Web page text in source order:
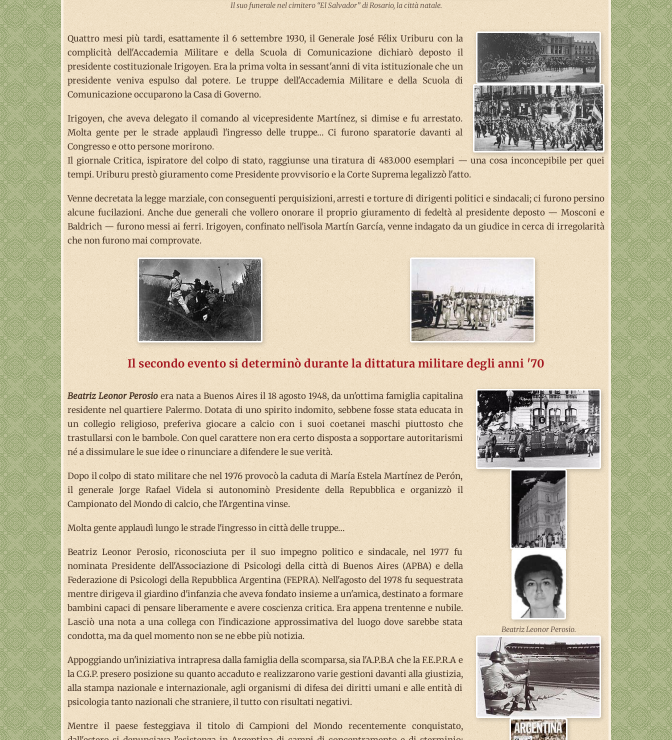
Il suo funerale nel cimitero “El Salvador” di Rosario, la città natale.
Quattro mesi più tardi, esattamente il 6 settembre 1930, il Generale José Félix Uriburu con la
complicità dell'Accademia Militare e della Scuola di Comunicazione dichiarò deposto il
presidente costituzionale Irigoyen. Era la prima volta in sessant'anni di vita istituzionale che un
presidente veniva espulso dal potere. Le truppe dell'Accademia Militare e della Scuola di
Comunicazione occuparono la Casa di Governo.
Irigoyen, che aveva delegato il comando al vicepresidente Martínez, si dimise e fu arrestato.
Molta gente per le strade applaudì l'ingresso delle truppe… Ci furono sparatorie davanti al
Congresso e otto persone morirono.
Il giornale Critica, ispiratore del colpo di stato, raggiunse una tiratura di 483.000 esemplari — una cosa inconcepibile per quei
tempi. Uriburu prestò giuramento come Presidente provvisorio e la Corte Suprema legalizzò l'atto.
Venne decretata la legge marziale, con conseguenti perquisizioni, arresti e torture di dirigenti politici e sindacali; ci furono persino
alcune fucilazioni. Anche due generali che vollero onorare il proprio giuramento di fedeltà al presidente deposto — Mosconi e
Baldrich — furono messi ai ferri. Irigoyen, confinato nell'isola Martín García, venne indagato da un giudice in cerca di irregolarità
che non furono mai comprovate.
Il secondo evento si determinò durante la dittatura militare degli anni '70
Beatriz Leonor Perosioera nata a Buenos Aires il 18 agosto 1948, da un'ottima famiglia capitalina
residente nel quartiere Palermo. Dotata di uno spirito indomito, sebbene fosse stata educata in
un collegio religioso, preferiva giocare a calcio con i suoi coetanei maschi piuttosto che
trastullarsi con le bambole. Con quel carattere non era certo disposta a sopportare autoritarismi
né a dissimulare le sue idee o rinunciare a difendere le sue verità.
Dopo il colpo di stato militare che nel 1976 provocò la caduta di María Estela Martínez de Perón,
il generale Jorge Rafael Videla si autonominò Presidente della Repubblica e organizzò il
Campionato del Mondo di calcio, che l'Argentina vinse.
Molta gente applaudì lungo le strade l'ingresso in città delle truppe…
Beatriz Leonor Perosio, riconosciuta per il suo impegno politico e sindacale, nel 1977 fu
nominata Presidente dell'Associazione di Psicologi della città di Buenos Aires (APBA) e della
Federazione di Psicologi della Repubblica Argentina (FEPRA). Nell'agosto del 1978 fu sequestrata
mentre dirigeva il giardino d'infanzia che aveva fondato insieme a un'amica, destinato a formare
bambini capaci di pensare liberamente e avere coscienza critica. Era appena trentenne e nubile.
Lasciò una nota a una collega con l'indicazione approssimativa del luogo dove sarebbe stata
condotta, ma da quel momento non se ne ebbe più notizia.
Appoggiando un'iniziativa intrapresa dalla famiglia della scomparsa, sia l'A.P.B.A che la F.E.P.R.A e
la C.G.P. presero posizione su quanto accaduto e realizzarono varie gestioni davanti alla giustizia,
alla stampa nazionale e internazionale, agli organismi di difesa dei diritti umani e alle entità di
psicologia tanto nazionali che straniere, il tutto con risultati negativi.
Mentre il paese festeggiava il titolo di Campioni del Mondo recentemente conquistato,
Beatriz Leonor Perosio.